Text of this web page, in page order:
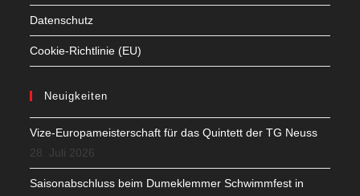
Datenschutz
Cookie-Richtlinie (EU)
Neuigkeiten
Vize-Europameisterschaft für das Quintett der TG Neuss
28. Juli 2026
Saisonabschluss beim Dumeklemmer Schwimmfest in